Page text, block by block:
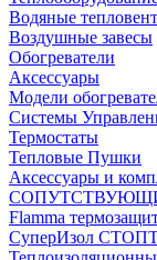
Водяные
Воздушные завесы
Обогреватели
Аксессуары
Модели
Системы
Термостаты
Тепловые Пушки
Аксессуары и
Flamma
СуперИзол